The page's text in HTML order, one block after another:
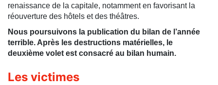
renaissance de la capitale, notamment en favorisant la
réouverture des hôtels et des théâtres.
Nous poursuivons la publication du bilan de l’année
terrible. Après les destructions matérielles, le
deuxième volet est consacré au bilan humain.
Les victimes